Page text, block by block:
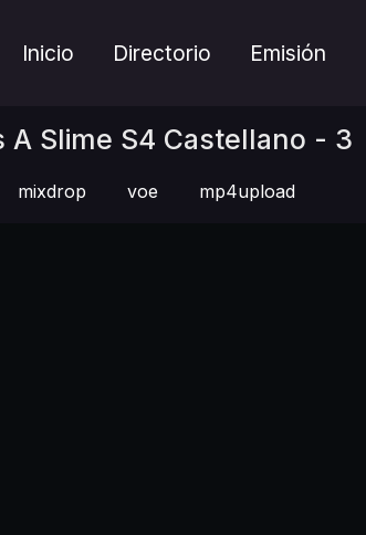
Inicio Directorio Emisión
A Slime S4 Castellano - 3
mixdrop voe mp4upload